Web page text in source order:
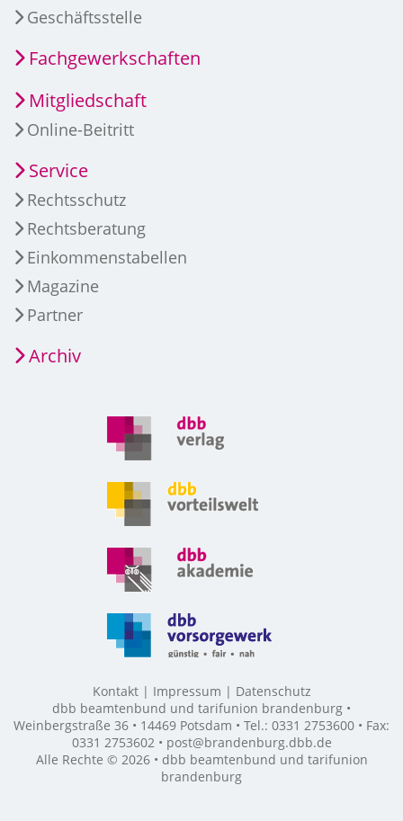
Geschäftsstelle
Fachgewerkschaften
Mitgliedschaft
Online-Beitritt
Service
Rechtsschutz
Rechtsberatung
Einkommenstabellen
Magazine
Partner
Archiv
Kontakt Impressum
Datenschutz
dbb beamtenbund und tarifunion brandenburg •
Weinbergstraße 36 • 14469 Potsdam • Tel.: 0331 2753600 • Fax:
0331 2753602 • post@brandenburg.dbb.de
Alle Rechte © 2026 • dbb beamtenbund und tarifunion
brandenburg